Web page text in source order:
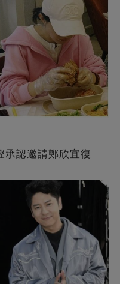
承認邀請鄭欣宜復